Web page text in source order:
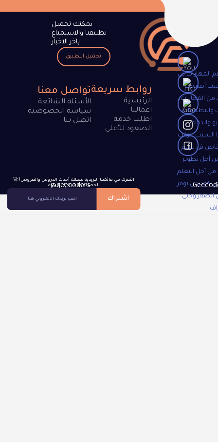
المهارات في
حيث أصبحت
من المجالات،
والتطبيقات
والذكاء
السبب، يرغب
في تعلم
أجل تطوير
من أجل التعلم
جي كودرس نوفر
الصفر وحتى
@geecoders
روابط سريعة
الرئيسية
اعمالنا
اطلب خدمة
الصعود للأعلى
تواصل معنا
الأسئلة الشائعة
سياسة الخصوصية
اتصل بنا
🚀 !اشترك في قائمتنا البريدية لتصلك أحدث الدروس والعروض
الحصرية مباشرة إلى بريدك
اشتراك
يمكنك تحميل
تطبيقنا والاستمتاع
باخر الاخبار
تحميل التطبيق